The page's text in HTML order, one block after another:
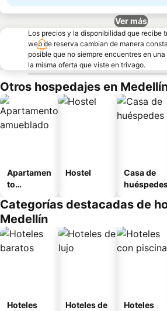
Ver más
Los precios y la disponibilidad que recibe
web de reserva cambian de manera
posible que no siempre encuentres en
la misma oferta que viste en trivago.
Otros hospedajes en
Apartamen
to
o
Hostel
Casa de
Categorías destacadas de
Medellín
Hoteles
Hoteles de
Hoteles